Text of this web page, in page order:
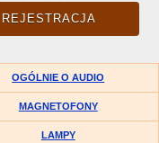
REJESTRACJA
OGÓLNIE O AUDIO
MAGNETOFONY
LAMPY